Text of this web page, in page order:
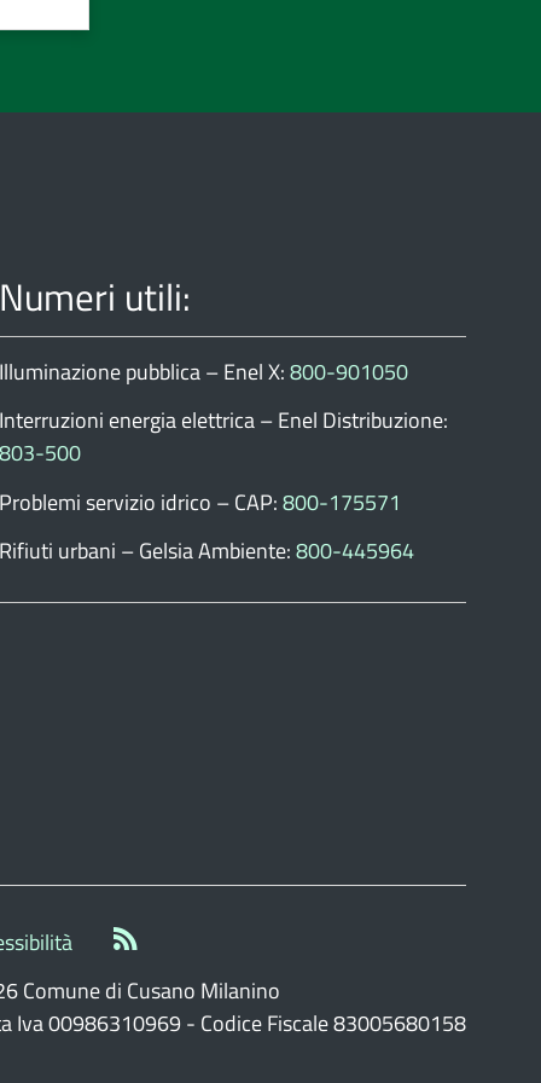
Numeri utili:
Illuminazione pubblica – Enel X:800-901050
Interruzioni energia elettrica – Enel Distribuzione:
803-500
Problemi servizio idrico – CAP:800-175571
Rifiuti urbani – Gelsia Ambiente:800-445964
Comune di Cusano Milanino
Iva 00986310969 - Codice Fiscale 83005680158